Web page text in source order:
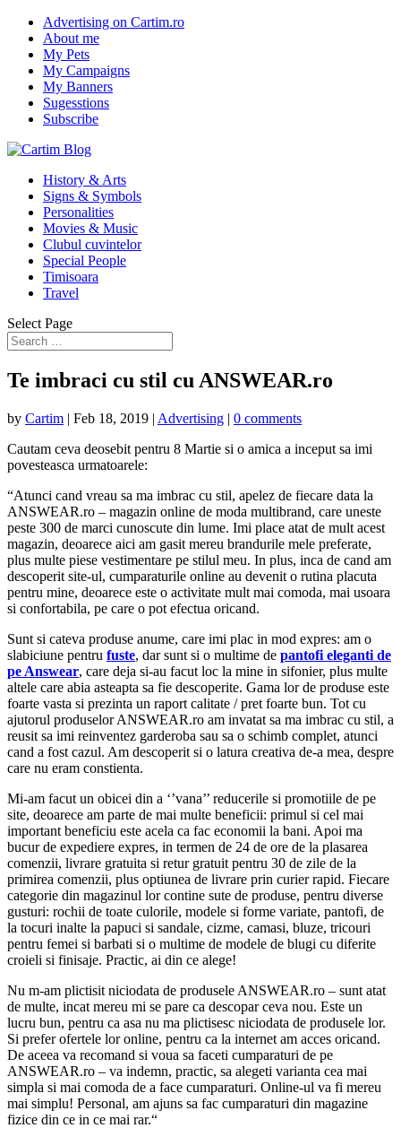
Advertising on Cartim.ro
About me
My Pets
My Campaigns
My Banners
Sugesstions
Subscribe
History & Arts
Signs & Symbols
Personalities
Movies & Music
Clubul cuvintelor
Special People
Timisoara
Travel
Select Page
Te imbraci cu stil cu ANSWEAR.ro
by Cartim | Feb 18, 2019 | Advertising | 0 comments
Cautam ceva deosebit pentru 8 Martie si o amica a inceput sa imi
povesteasca urmatoarele:
“Atunci cand vreau sa ma imbrac cu stil, apelez de fiecare data la
ANSWEAR.ro – magazin online de moda multibrand, care uneste
peste 300 de marci cunoscute din lume. Imi place atat de mult acest
magazin, deoarece aici am gasit mereu brandurile mele preferate,
plus multe piese vestimentare pe stilul meu. In plus, inca de cand am
descoperit site-ul, cumparaturile online au devenit o rutina placuta
pentru mine, deoarece este o activitate mult mai comoda, mai usoara
si confortabila, pe care o pot efectua oricand.
Sunt si cateva produse anume, care imi plac in mod expres: am o
slabiciune pentru fuste, dar sunt si o multime de pantofi eleganti de
pe Answear, care deja si-au facut loc la mine in sifonier, plus multe
altele care abia asteapta sa fie descoperite. Gama lor de produse este
foarte vasta si prezinta un raport calitate / pret foarte bun. Tot cu
ajutorul produselor ANSWEAR.ro am invatat sa ma imbrac cu stil, a
reusit sa imi reinventez garderoba sau sa o schimb complet, atunci
cand a fost cazul. Am descoperit si o latura creativa de-a mea, despre
care nu eram constienta.
Mi-am facut un obicei din a ‘’vana’’ reducerile si promotiile de pe
site, deoarece am parte de mai multe beneficii: primul si cel mai
important beneficiu este acela ca fac economii la bani. Apoi ma
bucur de expediere expres, in termen de 24 de ore de la plasarea
comenzii, livrare gratuita si retur gratuit pentru 30 de zile de la
primirea comenzii, plus optiunea de livrare prin curier rapid. Fiecare
categorie din magazinul lor contine sute de produse, pentru diverse
gusturi: rochii de toate culorile, modele si forme variate, pantofi, de
la tocuri inalte la papuci si sandale, cizme, camasi, bluze, tricouri
pentru femei si barbati si o multime de modele de blugi cu diferite
croieli si finisaje. Practic, ai din ce alege!
Nu m-am plictisit niciodata de produsele ANSWEAR.ro – sunt atat
de multe, incat mereu mi se pare ca descoparceva nou. Este un
lucru bun, pentru ca asa nu ma plictisesc niciodata de produsele lor.
Si prefer ofertele lor online, pentru ca la internet am acces oricand.
De aceea va recomand si voua sa faceti cumparaturi de pe
ANSWEAR.ro – va indemn, practic, sa alegeti varianta cea mai
simpla si mai comoda de a face cumparaturi. Online-ul va fi mereu
mai simplu! Personal, am ajuns sa fac cumparaturi din magazine
fizice din ce in ce mai rar.“